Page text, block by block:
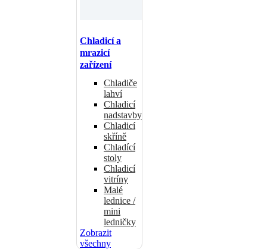
Chladicí a
mrazicí
zařízení
Chladiče
lahví
Chladicí
nadstavby
Chladicí
skříně
Chladící
stoly
Chladicí
vitríny
Malé
lednice /
mini
ledničky
Zobrazit
všechny